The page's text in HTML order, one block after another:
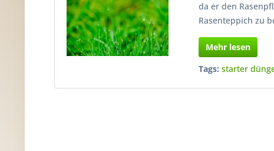
da er den
Rasenteppich zu
Mehr lesen
Tags: starter